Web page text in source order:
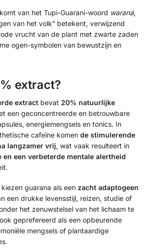
van het Tupi-Guarani-woord waraná,
van het volk” betekent, verwijzend
vrucht van de plant met zwarte zaden
ogen-symbolen van bewustzijn en
extract?
extract bevat 20% natuurlijke
een geconcentreerde en betrouwbare
energiemengsels en tonics. In
cafeïne komen de stimulerende
langzamer vrij, wat vaak resulteert in
een verbeterde mentale alertheid
guarana als een zacht adaptogeen
een drukke levensstijl, reizen, studie of
het zenuwstelsel van het lichaam te
geprefereerd als een opbeurende
mengsels of plantaardige